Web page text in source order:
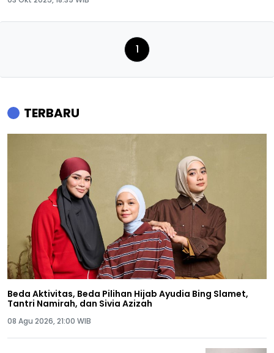
1
TERBARU
Beda Aktivitas, Beda Pilihan Hijab Ayudia Bing Slamet,
Tantri Namirah, dan Sivia Azizah
08 Agu 2026, 21:00 WIB